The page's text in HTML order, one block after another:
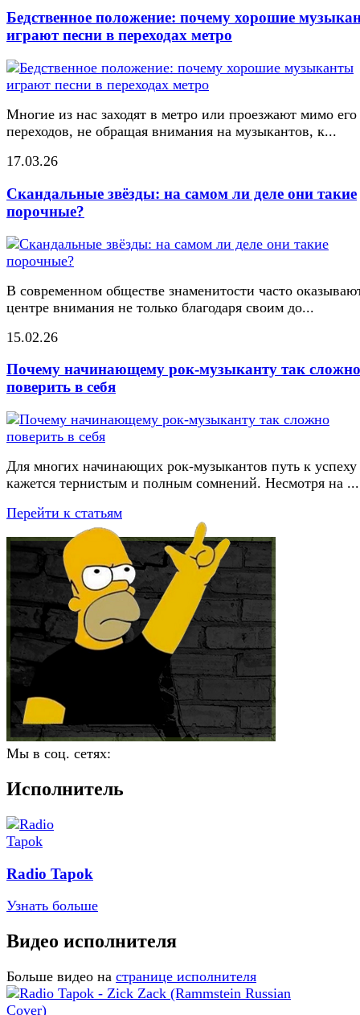
Бедственное положение: почему хорошие
играют песни в переходах метро
Многие из нас заходят в метро или проезжают мимо его
переходов, не обращая внимания на музыкантов, к...
17.03.26
Скандальные звёзды: на самом ли деле они такие
порочные?
В современном обществе знаменитости часто
центре внимания не только благодаря своим до...
15.02.26
Почему начинающему рок-музыканту так сложно
поверить в себя
Для многих начинающих рок-музыкантов путь к успеху
кажется тернистым и полным сомнений. Несмотря на ...
Перейти к статьям
Мы в соц. сетях:
Исполнитель
Radio Tapok
Узнать больше
Видео исполнителя
Больше видео на странице исполнителя